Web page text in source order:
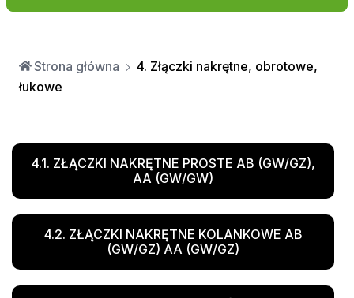
3. Elementy złączne rurowe
4. Złączki nakrętne, obrotowe, łukowe
Strona główna
4. Złączki nakrętne, obrotowe,
łukowe
4.1. ZŁĄCZKI NAKRĘTNE PROSTE AB (GW/GZ),
AA (GW/GW)
4.2. ZŁĄCZKI NAKRĘTNE KOLANKOWE AB
(GW/GZ) AA (GW/GZ)